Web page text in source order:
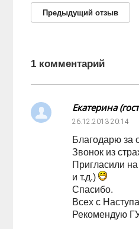
Предыдущий отзыв
1 комментарий
Екатерина
26.12.2013 20:14
Благодарю за
Звонок из
Пригласили
и т.д.)
Спасибо.
Всех с
Рекомендую